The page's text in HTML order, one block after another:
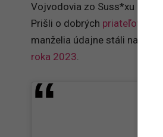
Vojvodovia zo Suss*xu majú
Prišli o dobrých priateľov
manželia údajne stáli na
roka 2023.